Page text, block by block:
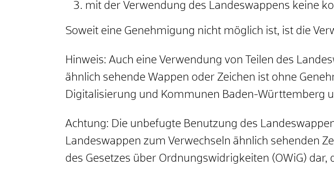
mit der Verwendung des Landeswappens keine
Soweit eine Genehmigung nicht möglich ist, ist die
Hinweis: Auch eine Verwendung von Teilen des
ähnlich sehende Wappen oder Zeichen ist ohne
Digitalisierung und Kommunen Baden-Württemberg
Achtung: Die unbefugte Benutzung des
Landeswappen zum Verwechseln ähnlich sehenden
des Gesetzes über Ordnungswidrigkeiten (OWiG)